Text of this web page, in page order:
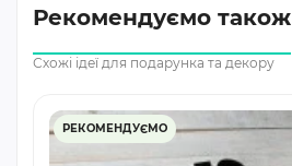
Рекомендуємо також
Схожі ідеї для подарунка та декору
РЕКОМЕНДУЄМО